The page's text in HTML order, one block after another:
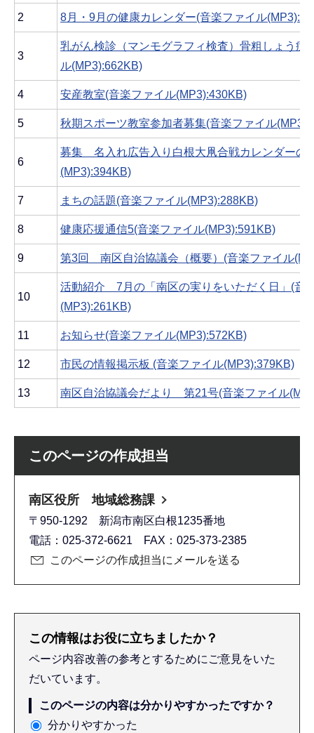
2 8月・9月の健康カレンダー(音楽ファイル
3
乳がん検診（マンモグラフィ検査）骨粗しょう症
ル(MP3):662KB)
4 安産教室(音楽ファイル(MP3):430KB)
5 秋期スポーツ教室参加者募集(音楽ファイル
6
募集 名入れ広告入り白根大凧合戦カレンダーの
(MP3):394KB)
7 まちの話題(音楽ファイル(MP3):288KB)
8 健康応援通信5(音楽ファイル(MP3):591KB)
9 第3回 南区自治協議会（概要）(音楽ファイル
10
活動紹介 7月の「南区の実りをいただく日」(音
(MP3):261KB)
11 お知らせ(音楽ファイル(MP3):572KB)
12 市民の情報掲示板 (音楽ファイル(MP3):379KB)
13 南区自治協議会だより 第21号(音楽ファイル
このページの作成担当
南区役所 地域総務課
〒950-1292 新潟市南区白根1235番地
電話：025-372-6621 FAX：025-373-2385
このページの作成担当にメールを送る
この情報はお役に立ちましたか？
ページ内容改善の参考とするためにご意見をいた
だいています。
このページの内容は分かりやすかったですか？
分かりやすかった